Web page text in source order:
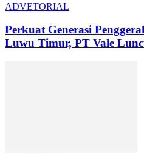
ADVETORIAL
Perkuat Generasi
Luwu Timur, PT Vale